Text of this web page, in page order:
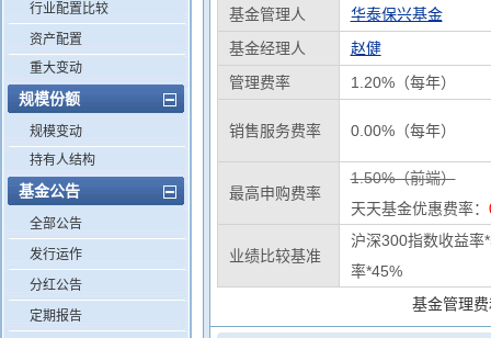
行业配置比较
资产配置
重大变动
规模份额
规模变动
持有人结构
基金公告
全部公告
发行运作
分红公告
定期报告
基金管理人
华泰保兴基金
基金经理人
赵健
管理费率
1.20%（每年）
销售服务费率 0.00%（每年）
最高申购费率
1.50%（前端）
天天基金优惠费率：
业绩比较基准
沪深300指数收益率
率*45%
基金管理